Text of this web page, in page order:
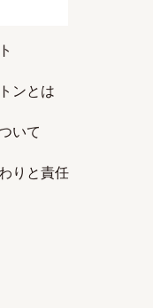
ンとは
いて
りと責任